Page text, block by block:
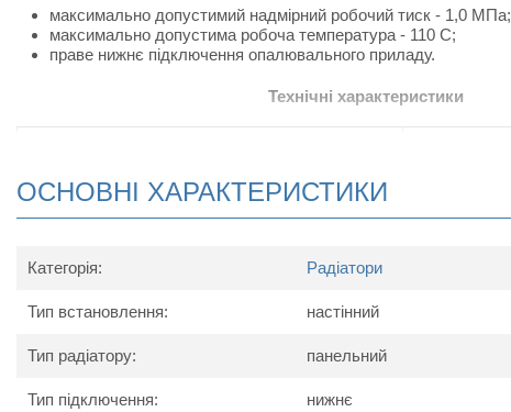
максимально допустимий надмірний робочий тиск - 1,0 МПа;
максимально допустима робоча температура - 110 С;
праве нижнє підключення опалювального приладу.
Технічні характеристики
Максимальна температура носія, ºС
Максимальний робочий тиск, бар
Підключення
Висота, мм
Глибина, мм
Вага, кг
ОСНОВНІ ХАРАКТЕРИСТИКИ
Категорія: Радіатори
Тип встановлення: настінний
Тип радіатору: панельний
Тип підключення: нижнє